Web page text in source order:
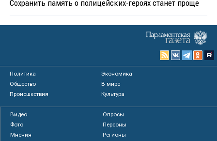
Сохранить память о полицейских-героях станет проще
Политика
Экономика
Общество
В мире
Происшествия
Культура
Видео
Опросы
Фото
Персоны
Мнения
Регионы